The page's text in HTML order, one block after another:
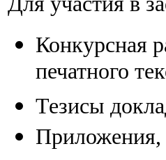
Конкурсная
печатного
Тезисы
Приложения,